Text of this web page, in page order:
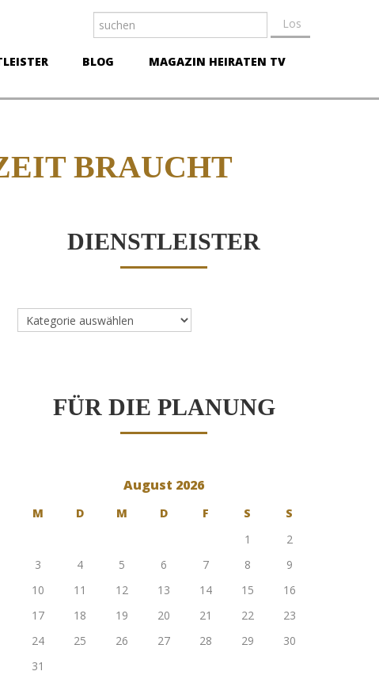
BLOG MAGAZIN HEIRATEN TV
BRAUCHT
DIENSTLEISTER
Dienstleister
FÜR DIE PLANUNG
August 2026
M D M D F S
S
1
2
3
4 5 6 7 8
9
10
11 12 13 14 15
16
17
18 19 20 21 22
23
24
25 26 27 28 29
30
31